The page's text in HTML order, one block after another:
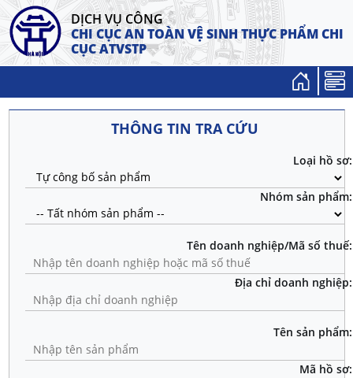
DỊCH VỤ CÔNG
CHI CỤC AN TOÀN VỆ SINH THỰC PHẨMCHI
CỤC ATVSTP
THÔNG TIN TRA CỨU
Loại hồ sơ:
Nhóm sản phẩm:
Tên doanh nghiệp/Mã số thuế:
Địa chỉ doanh nghiệp:
Tên sản phẩm:
Mã hồ sơ: